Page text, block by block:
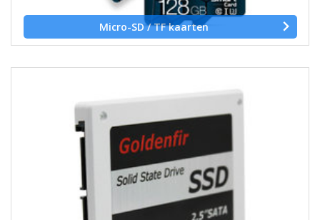
Micro-SD / TF kaarten